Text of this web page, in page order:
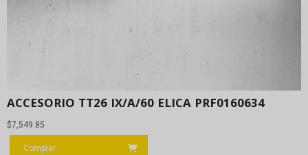
ACCESORIO TT26 IX/A/60 ELICA PRF0160634
$7,549.85
Comprar